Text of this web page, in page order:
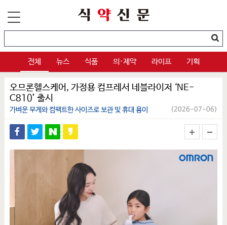
전체 뉴스 식품 의·제약 라이프 기획
오므론헬스케어, 가정용 컴프레서 네블라이저 ‘NE-
C810’ 출시
가벼운 무게와 컴팩트한 사이즈로 보관 및 휴대 용이 (2026-07-06)